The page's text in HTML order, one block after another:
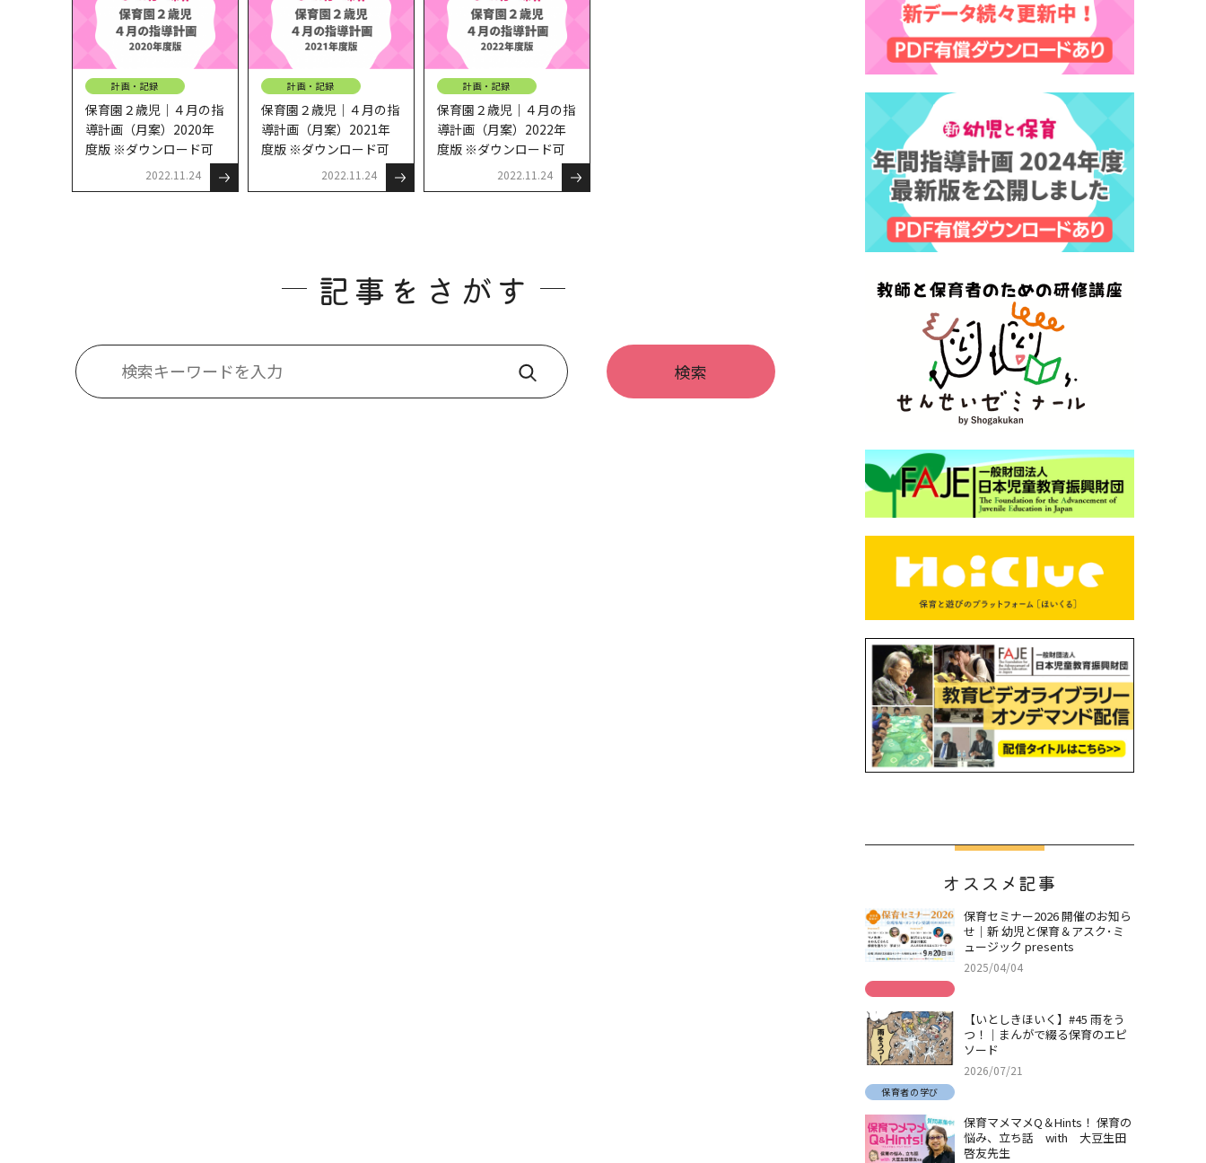
計画・記録
保育園２歳児｜４月の指
導計画（月案）2020年
度版 ※ダウンロード可
2022.11.24
計画・記録
保育園２歳児｜４月の指
導計画（月案）2021年
度版 ※ダウンロード可
2022.11.24
計画・記録
保育園２歳児｜４月の指
導計画（月案）2022年
度版 ※ダウンロード可
2022.11.24
記事をさがす
オススメ記事
保育セミナー2026 開催のお知ら
せ｜新 幼児と保育＆アスク･ミ
ュージック presents
2025/04/04
【いとしきほいく】#45 雨をう
つ！｜まんがで綴る保育のエピ
ソード
2026/07/21
保育者の学び
保育マメマメQ＆Hints！ 保育の
悩み、立ち話 with 大豆生田
啓友先生